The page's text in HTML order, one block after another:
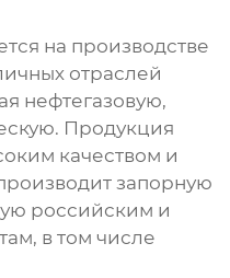
на производстве
отраслей
нефтегазовую,
Продукция
качеством и
запорную
российским и
в том числе